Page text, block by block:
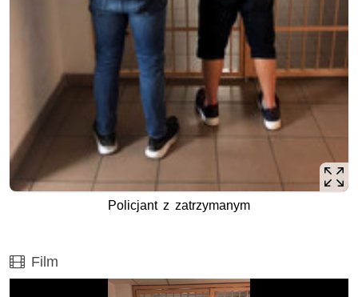
Policjant z zatrzymanym
Film
Film